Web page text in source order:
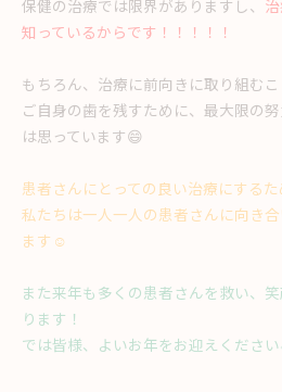
保健の治療では限界がありますし、
知っているからです！！！！！
もちろん、治療に前向きに取り組むこ
ご自身の歯を残すために、最大限の
は思っています😄
患者さんにとっての良い治療にするた
私たちは一人一人の患者さんに向き
ます☺️
また来年も多くの患者さんを救い、
ります！
では皆様、よいお年をお迎えください